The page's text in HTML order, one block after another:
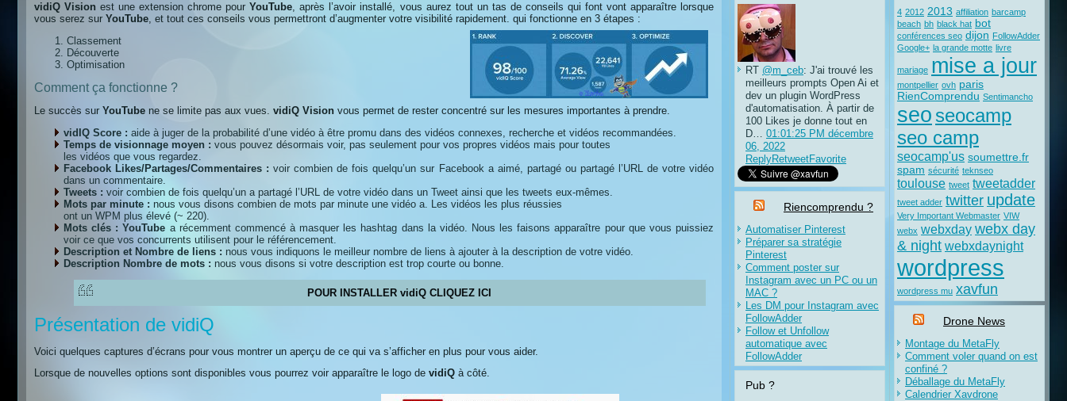
vidiQ Vision est une extension chrome pourYouTube, après l’avoir installé, vous aurez tout un tas de conseils qui font vont apparaître lorsque
vous serez sur YouTube, et tout ces conseils vous permettront d’augmenter votre visibilité rapidement. qui fonctionne en 3 étapes :
Classement
Découverte
Optimisation
Comment ça fonctionne ?
Le succès sur YouTube ne se limite pas aux vues. vidiQ Vision vous permet de rester concentré sur les mesures importantes à prendre.
vidIQ Score : aide à juger de la probabilité d’une vidéo à être promu dans des vidéos connexes, recherche et vidéos recommandées.
Temps de visionnage moyen : vous pouvez désormais voir, pas seulement pour vos propres vidéos mais pour toutes
les vidéos que vous regardez.
Facebook Likes/Partages/Commentaires : voir combien de fois quelqu’un sur Facebook a aimé, partagé ou partagé l’URL de votre vidéo
dans un commentaire.
Tweets : voir combien de fois quelqu’un a partagé l’URL de votre vidéo dans un Tweet ainsi que les tweets eux-mêmes.
Mots par minute : nous vous disons combien de mots par minute une vidéo a. Les vidéos les plus réussies
ont un WPM plus élevé (~ 220).
Mots clés : YouTube a récemment commencé à masquer les hashtag dans la vidéo. Nous les faisons apparaître pour que vous puissiez
voir ce que vos concurrents utilisent pour le référencement.
Description et Nombre de liens : nous vous indiquons le meilleur nombre de liens à ajouter à la description de votre vidéo.
Description Nombre de mots : nous vous disons si votre description est trop courte ou bonne.
POUR INSTALLER vidiQ CLIQUEZ ICI
Présentation de vidiQ
Voici quelques captures d’écrans pour vous montrer un aperçu de ce qui va s’afficher en plus pour vous aider.
Lorsque de nouvelles options sont disponibles vous pourrez voir apparaître le logo de vidiQ à côté.
RT @m_ceb: J'ai trouvé les
meilleurs prompts Open Ai et
dev un plugin WordPress
d'automatisation. À partir de
100 Likes je donne tout en
D… 01:01:25 PM décembre
06, 2022
ReplyRetweetFavorite
Riencomprendu ?
Automatiser Pinterest
Préparer sa stratégie
Pinterest
Comment poster sur
Instagram avec un PC ou un
MAC ?
Les DM pour Instagram avec
FollowAdder
Follow et Unfollow
automatique avec
FollowAdder
Pub ?
4 2012 2013 affiliation barcamp
beach bh black hat bot
conférences seo dijon FollowAdder
Google+ la grande motte livre
mariage mise a jour
montpellier ovh paris
RienComprendu Sentimancho
seo seocamp
seo camp
seocamp'us soumettre.fr
spam sécurité teknseo
toulouse tweet tweetadder
tweet adder twitter update
Very Important Webmaster VIW
webx webxday webx day
& night webxdaynight
wordpress
wordpress mu xavfun
Drone News
Montage du MetaFly
Comment voler quand on est
confiné ?
Déballage du MetaFly
Calendrier Xavdrone